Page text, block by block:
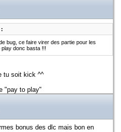
:
bug, ce faire virer des partie pour les
donc basta !!!
tu soit kick ^^
"pay to play"
bonus des dlc mais bon en